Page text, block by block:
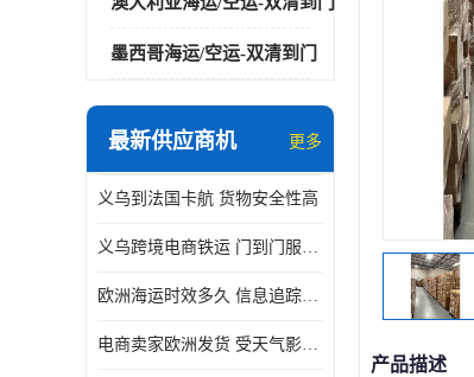
墨西哥海运/空运-双清到门
最新供应商机 更多
义乌到法国卡航 货物安全性高
义乌跨境电商铁运 门到门服务便捷
欧洲海运时效多久 信息追踪及时
电商卖家欧洲发货 受天气影响小
产品描述